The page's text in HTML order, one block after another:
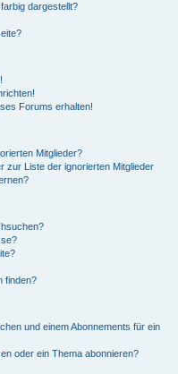
dargestellt?
Forums erhalten!
Mitglieder?
zur Liste der ignorierten Mitglieder
finden?
und einem Abonnements für ein
oder ein Thema abonnieren?